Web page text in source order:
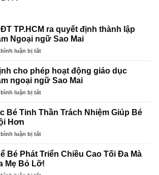
TP.HCM ra quyết định thành lập
Ngoại ngữ Sao Mai
luận bị tắtở
GD&ĐT
TP.HCM
ra
quyết
thành
tâm
ngữ
Sao
cho phép hoạt động giáo dục
ngoại ngữ Sao Mai
luận bị tắtở
định
hoạt
giáo
dục
Bé Tinh Thần Trách Nhiệm Giúp Bé
Hơn
luận bị tắtở
Dục
Bé
Tinh
Bé Phát Triển Chiều Cao Tối Đa Mà
Mẹ Bỏ Lỡ!